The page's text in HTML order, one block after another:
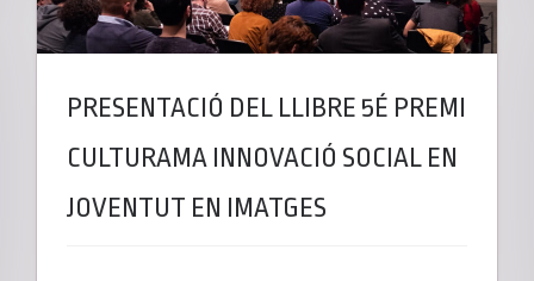
PRESENTACIÓ DEL LLIBRE 5É PREMI
CULTURAMA INNOVACIÓ SOCIAL EN
JOVENTUT EN IMATGES